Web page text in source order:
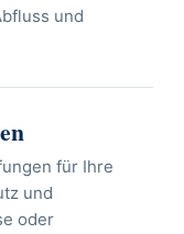
und
für Ihre
und
oder